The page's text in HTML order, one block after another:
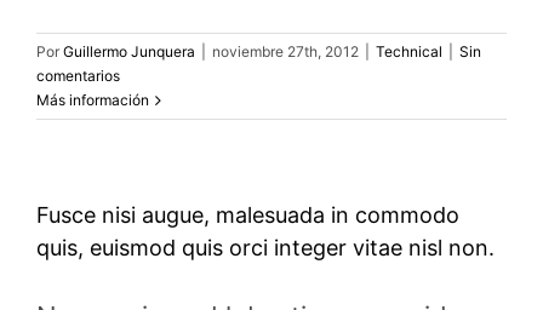
Por Guillermo Junquera noviembre 27th, 2012 Technical
Sin
comentarios
Más información
Fusce nisi augue, malesuada in commodo
quis, euismod quis orci integer vitae nisl non.